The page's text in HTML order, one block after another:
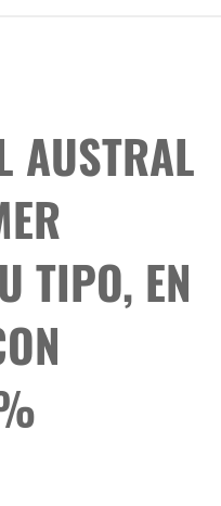
AUSTRAL
TIPO, EN